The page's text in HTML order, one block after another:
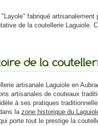
"Layole" fabriqué
de la coutellerie Laguiole.
de la
artisanale Laguiole en
artisanales de couteaux
à ses pratiques
lazone historique du
porte tout le prestige la